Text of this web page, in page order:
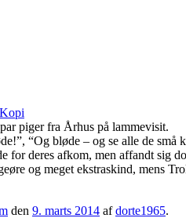
piger fra Århus på lammevisit.
“Og bløde – og se alle de små
for deres afkom, men affandt sig
og meget ekstraskind, mens
den 9. marts 2014 afdorte1965.